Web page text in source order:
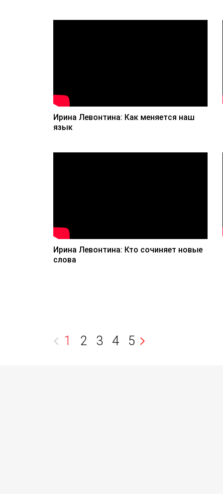
Ирина Левонтина: Как меняется наш
язык
Ирина Левонтина: Кто сочиняет новые
слова
1 2 3 4 5